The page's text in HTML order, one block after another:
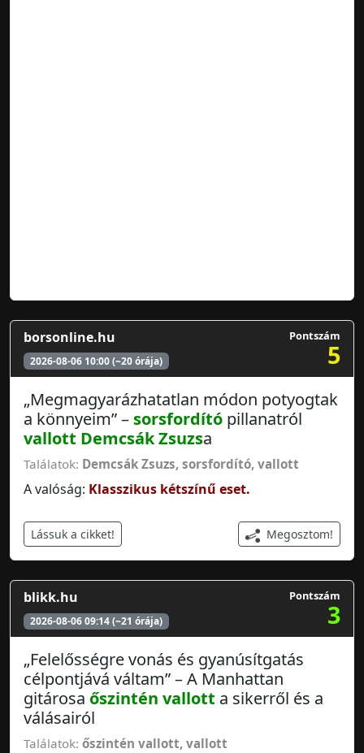
borsonline.hu
2026-08-06 10:00 (~20 órája)
Pontszám
5
„Megmagyarázhatatlan módon potyogtak
a könnyeim” – sorsfordító pillanatról
vallott Demcsák Zsuzsa
Találatok: Demcsák Zsuzs, sorsfordító, vallott
A valóság: Klasszikus kétszínű eset.
Lássuk a cikket! Megosztom!
blikk.hu
2026-08-06 09:14 (~21 órája)
Pontszám
3
„Felelősségre vonás és gyanúsítgatás
célpontjává váltam” – A Manhattan
gitárosa őszintén vallott a sikerről és a
válásairól
Találatok: őszintén vallott, vallott